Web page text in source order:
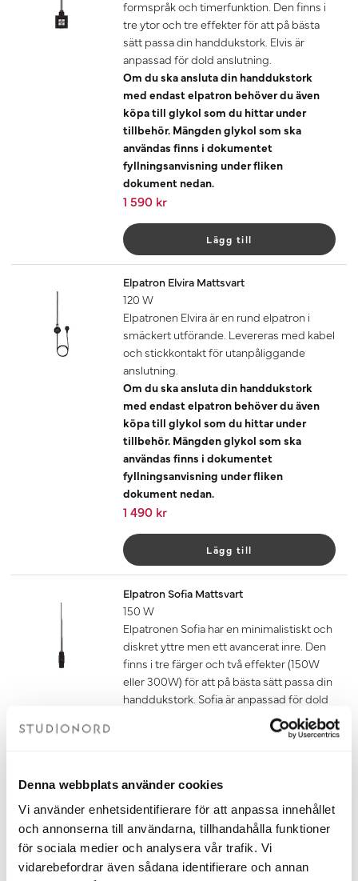
Denna webbplats använder cookies
Vi använder enhetsidentifierare för att anpassa innehållet
och annonserna till användarna, tillhandahålla funktioner
för sociala medier och analysera vår trafik. Vi
vidarebefordrar även sådana identifierare och annan
formspråk och timerfunktion. Den finns i
tre ytor och tre effekter för att på bästa
sätt passa din handdukstork. Elvis är
anpassad för dold anslutning.
Om du ska ansluta din handdukstork
med endast elpatron behöver du även
köpa till glykol som du hittar under
tillbehör. Mängden glykol som ska
användas finns i dokumentet
fyllningsanvisning under fliken
dokument nedan.
1 590 kr
Lägg till
Elpatron Elvira Mattsvart
120 W
Elpatronen Elvira är en rund elpatron i
smäckert utförande. Levereras med kabel
och stickkontakt för utanpåliggande
anslutning.
Om du ska ansluta din handdukstork
med endast elpatron behöver du även
köpa till glykol som du hittar under
tillbehör. Mängden glykol som ska
användas finns i dokumentet
fyllningsanvisning under fliken
dokument nedan.
1 490 kr
Lägg till
Elpatron Sofia Mattsvart
150 W
Elpatronen Sofia har en minimalistiskt och
diskret yttre men ett avancerat inre. Den
finns i tre färger och två effekter (150W
eller 300W) för att på bästa sätt passa din
handdukstork. Sofia är anpassad för dold
anslutning. Temperaturen ställs steglöst
in mellan 10-65 grader eller med hjälp av
med endast elpatron behöver du även
köpa till glykol som du hittar under
tillbehör. Mängden glykol som ska
användas finns i dokumentet
fyllningsanvisning under fliken
dokument nedan.